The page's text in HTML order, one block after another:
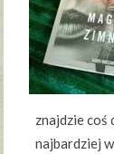
znajdzie coś
najbardziej